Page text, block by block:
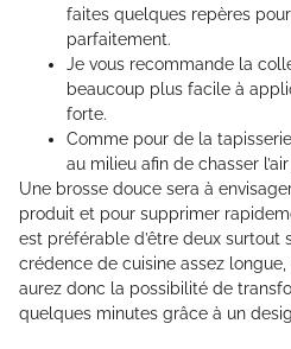
faites quelques repères
parfaitement.
Je vous recommande la
beaucoup plus facile à
forte.
Comme pour de la
au milieu afin de chasser l’air
Une brosse douce sera à
produit et pour supprimer
est préférable d’être deux surtout
crédence de cuisine assez
aurez donc la possibilité de
quelques minutes grâce à un